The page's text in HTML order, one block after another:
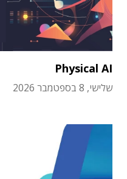
Physical AI
שלישי, 8 בספטמבר 2026